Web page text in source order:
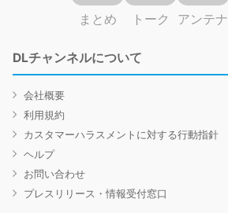
まとめ トーク アンテナ
DLチャンネルについて
会社概要
利用規約
カスタマーハラスメントに対する行動指針
ヘルプ
お問い合わせ
プレスリリース・情報受付窓口